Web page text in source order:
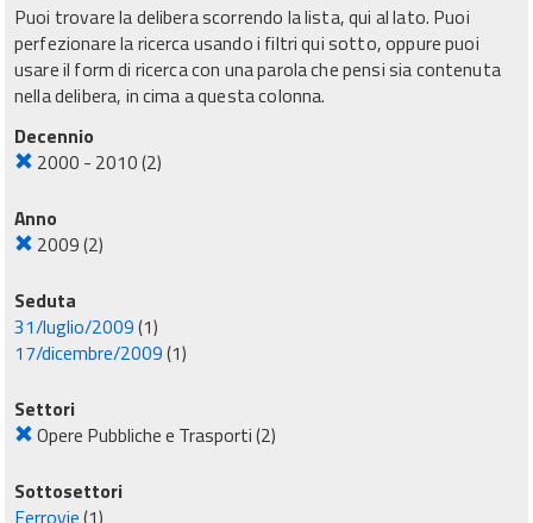
Puoi trovare la delibera scorrendo la lista, qui al lato. Puoi
perfezionare la ricerca usando i filtri qui sotto, oppure puoi
usare il form di ricerca con una parola che pensi sia contenuta
nella delibera, in cima a questa colonna.
Decennio
2000 - 2010(2)
Anno
2009(2)
Seduta
31/luglio/2009(1)
17/dicembre/2009(1)
Settori
Opere Pubbliche e Trasporti(2)
Sottosettori
Ferrovie(1)